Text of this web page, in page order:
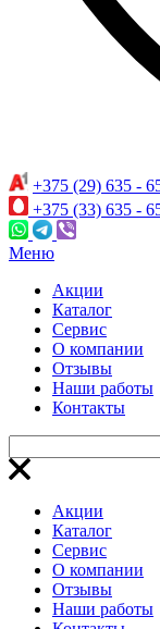
+375 (29) 635 -
+375 (33) 635 -
Меню
Акции
Каталог
Сервис
О компании
Отзывы
Наши работы
Контакты
Акции
Каталог
Сервис
О компании
Отзывы
Наши работы